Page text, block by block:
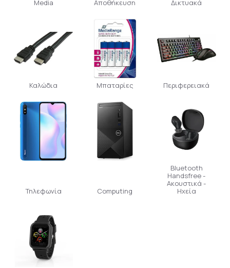
Media Αποθήκευση Δικτυακά
Καλώδια Μπαταρίες Περιφερειακά
Τηλεφωνία Computing
Bluetooth
Handsfree -
Ακουστικά -
Ηχεία